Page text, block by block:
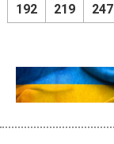
192
219 247